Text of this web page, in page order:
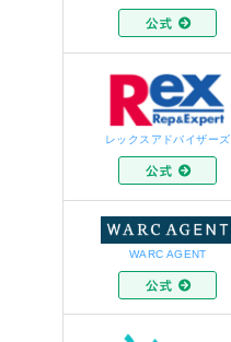
レックスアドバイザーズ
WARC AGENT